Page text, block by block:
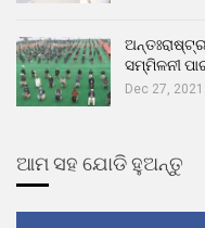
ସମ୍ମିଳନୀ
Dec 27, 2021
ଆମ ସହ ଯୋଡି ହୁଅନ୍ତୁ